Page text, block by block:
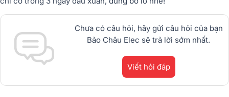
Chưa có câu hỏi, hãy gửi câu hỏi của bạn
Bảo Châu Elec sẽ trả lời sớm nhất.
Viết hỏi đáp